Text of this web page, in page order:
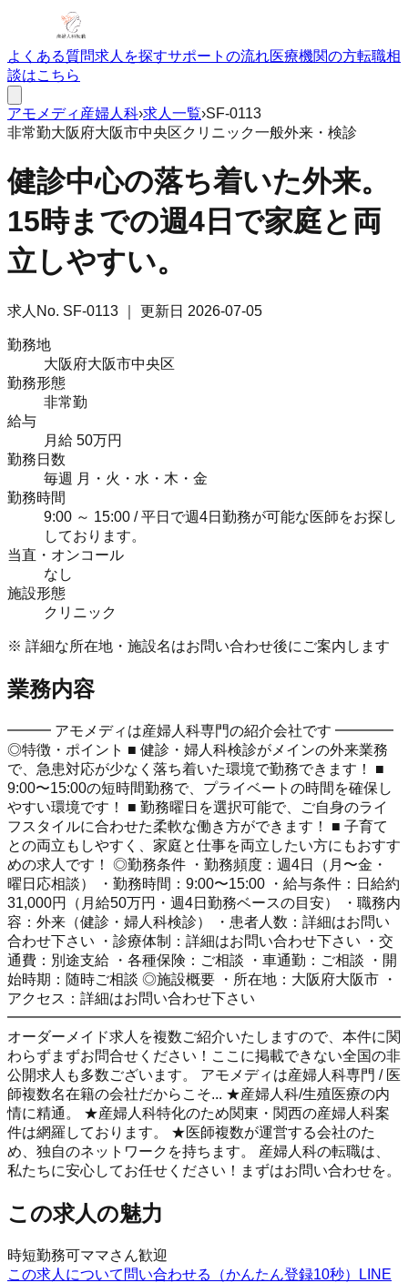
よくある質問求人を探すサポートの流れ医療機関の方転職相
談はこちら
アモメディ 産婦人科›求人一覧›SF-0113
非常勤大阪府大阪市中央区クリニック一般外来・検診
健診中心の落ち着いた外来。
15時までの週4日で家庭と両
立しやすい。
求人No. SF-0113 ｜ 更新日 2026-07-05
勤務地
大阪府大阪市中央区
勤務形態
非常勤
給与
月給 50万円
勤務日数
毎週 月・火・水・木・金
勤務時間
9:00 ～ 15:00 / 平日で週4日勤務が可能な医師をお探し
しております。
当直・オンコール
なし
施設形態
クリニック
※ 詳細な所在地・施設名はお問い合わせ後にご案内します
業務内容
━━━ アモメディは産婦人科専門の紹介会社です ━━━━
◎特徴・ポイント ■ 健診・婦人科検診がメインの外来業務
で、急患対応が少なく落ち着いた環境で勤務できます！ ■
9:00〜15:00の短時間勤務で、プライベートの時間を確保し
やすい環境です！ ■ 勤務曜日を選択可能で、ご自身のライ
フスタイルに合わせた柔軟な働き方ができます！ ■ 子育て
との両立もしやすく、家庭と仕事を両立したい方にもおすす
めの求人です！ ◎勤務条件 ・勤務頻度：週4日（月〜金・
曜日応相談） ・勤務時間：9:00〜15:00 ・給与条件：日給約
31,000円（月給50万円・週4日勤務ベースの目安） ・職務内
容：外来（健診・婦人科検診） ・患者人数：詳細はお問い
合わせ下さい ・診療体制：詳細はお問い合わせ下さい ・交
通費：別途支給 ・各種保険：ご相談 ・車通勤：ご相談 ・開
始時期：随時ご相談 ◎施設概要 ・所在地：大阪府大阪市 ・
アクセス：詳細はお問い合わせ下さい
━━━━━━━━━━━━━━━━━━━━━━━━━━━
オーダーメイド求人を複数ご紹介いたしますので、本件に関
わらずまずお問合せください！ここに掲載できない全国の非
公開求人も多数ございます。 アモメディは産婦人科専門 / 医
師複数名在籍の会社だからこそ... ★産婦人科/生殖医療の内
情に精通。 ★産婦人科特化のため関東・関西の産婦人科案
件は網羅しております。 ★医師複数が運営する会社のた
め、独自のネットワークを持ちます。 産婦人科の転職は、
私たちに安心してお任せください！まずはお問い合わせを。
この求人の魅力
時短勤務可ママさん歓迎
この求人について問い合わせる（かんたん登録10秒）
LINE